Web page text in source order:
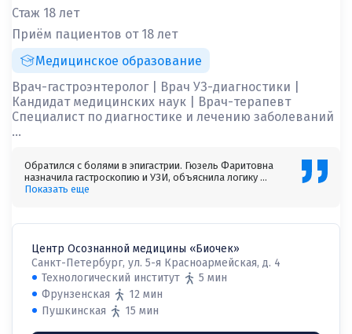
Стаж 18 лет
Приём пациентов от 18 лет
Медицинское образование
Врач-гастроэнтеролог | Врач УЗ-диагностики |
Кандидат медицинских наук | Врач-терапевт
Специалист по диагностике и лечению заболеваний
...
Обратился с болями в эпигастрии. Гюзель Фаритовна
назначила гастроскопию и УЗИ, объяснила логику ...
Показать еще
Центр Осознанной медицины «Биочек»
Санкт-Петербург, ул. 5-я Красноармейская, д. 4
Технологический институт
5 мин
Фрунзенская
12 мин
Пушкинская
15 мин